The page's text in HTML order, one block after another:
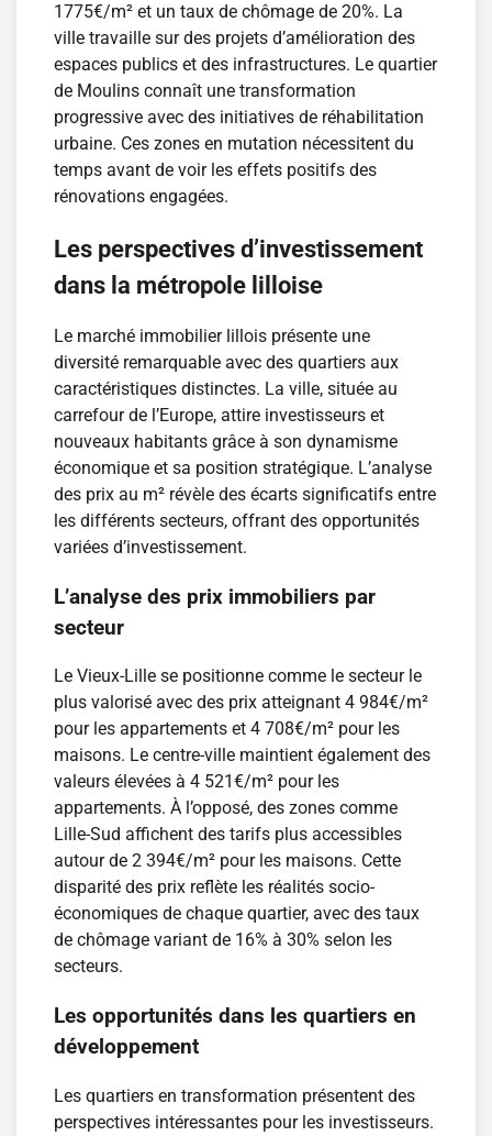
1775€/m² et un taux de chômage de 20%. La
ville travaille sur des projets d’amélioration des
espaces publics et des infrastructures. Le quartier
de Moulins connaît une transformation
progressive avec des initiatives de réhabilitation
urbaine. Ces zones en mutation nécessitent du
temps avant de voir les effets positifs des
rénovations engagées.
Les perspectives d’investissement
dans la métropole lilloise
Le marché immobilier lillois présente une
diversité remarquable avec des quartiers aux
caractéristiques distinctes. La ville, située au
carrefour de l’Europe, attire investisseurs et
nouveaux habitants grâce à son dynamisme
économique et sa position stratégique. L’analyse
des prix au m² révèle des écarts significatifs entre
les différents secteurs, offrant des opportunités
variées d’investissement.
L’analyse des prix immobiliers par
secteur
Le Vieux-Lille se positionne comme le secteur le
plus valorisé avec des prix atteignant 4 984€/m²
pour les appartements et 4 708€/m² pour les
maisons. Le centre-ville maintient également des
valeurs élevées à 4 521€/m² pour les
appartements. À l’opposé, des zones comme
Lille-Sud affichent des tarifs plus accessibles
autour de 2 394€/m² pour les maisons. Cette
disparité des prix reflète les réalités socio-
économiques de chaque quartier, avec des taux
de chômage variant de 16% à 30% selon les
secteurs.
Les opportunités dans les quartiers en
développement
Les quartiers en transformation présentent des
perspectives intéressantes pour les investisseurs.